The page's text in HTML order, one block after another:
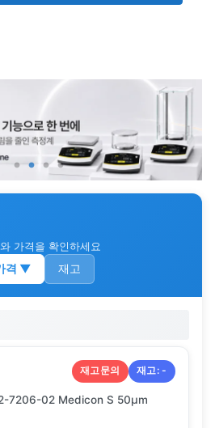
가격을 확인하세요
격 ▼ 재고
재고문의 재고:-
7206-02 Medicon S 50μm